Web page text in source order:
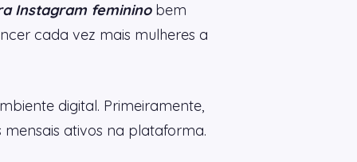
Instagram femininobem
cada vez mais mulheres a
digital. Primeiramente,
mensais ativos na plataforma.